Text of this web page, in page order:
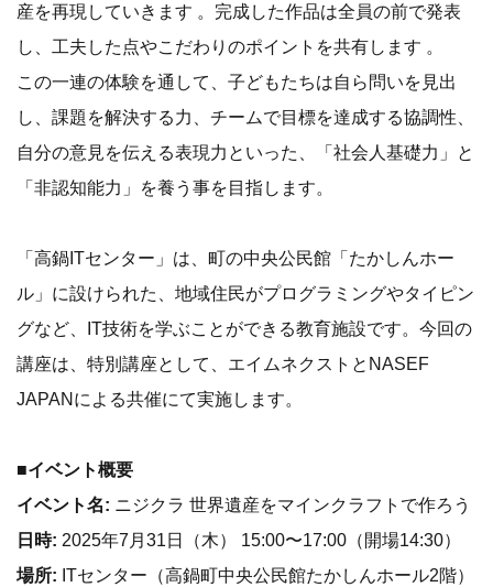
産を再現していきます 。完成した作品は全員の前で発表
し、工夫した点やこだわりのポイントを共有します 。
この一連の体験を通して、子どもたちは自ら問いを見出
し、課題を解決する力、チームで目標を達成する協調性、
自分の意見を伝える表現力といった、「社会人基礎力」と
「非認知能力」を養う事を目指します。
「高鍋ITセンター」は、町の中央公民館「たかしんホー
ル」に設けられた、地域住民がプログラミングやタイピン
グなど、IT技術を学ぶことができる教育施設です。今回の
講座は、特別講座として、エイムネクストとNASEF
JAPANによる共催にて実施します。
■イベント概要
イベント名: ニジクラ 世界遺産をマインクラフトで作ろう
日時: 2025年7月31日（木） 15:00〜17:00（開場14:30）
場所: ITセンター（高鍋町中央公民館たかしんホール2階）